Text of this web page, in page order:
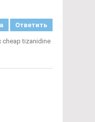
Ответить
cheap tizanidine